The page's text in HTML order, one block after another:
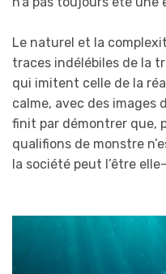
Le naturel et la
traces indélébiles de la
qui imitent celle de la
calme, avec des images
finit par démontrer que,
qualifions de monstre
la société peut l’être